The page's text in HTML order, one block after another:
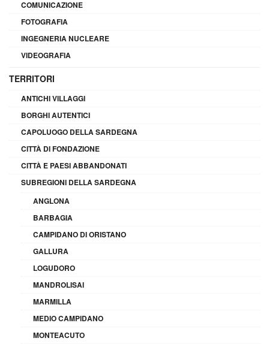
COMUNICAZIONE
FOTOGRAFIA
INGEGNERIA NUCLEARE
VIDEOGRAFIA
TERRITORI
ANTICHI VILLAGGI
BORGHI AUTENTICI
CAPOLUOGO DELLA SARDEGNA
CITTÀ DI FONDAZIONE
CITTÀ E PAESI ABBANDONATI
SUBREGIONI DELLA SARDEGNA
ANGLONA
BARBAGIA
CAMPIDANO DI ORISTANO
GALLURA
LOGUDORO
MANDROLISAI
MARMILLA
MEDIO CAMPIDANO
MONTEACUTO